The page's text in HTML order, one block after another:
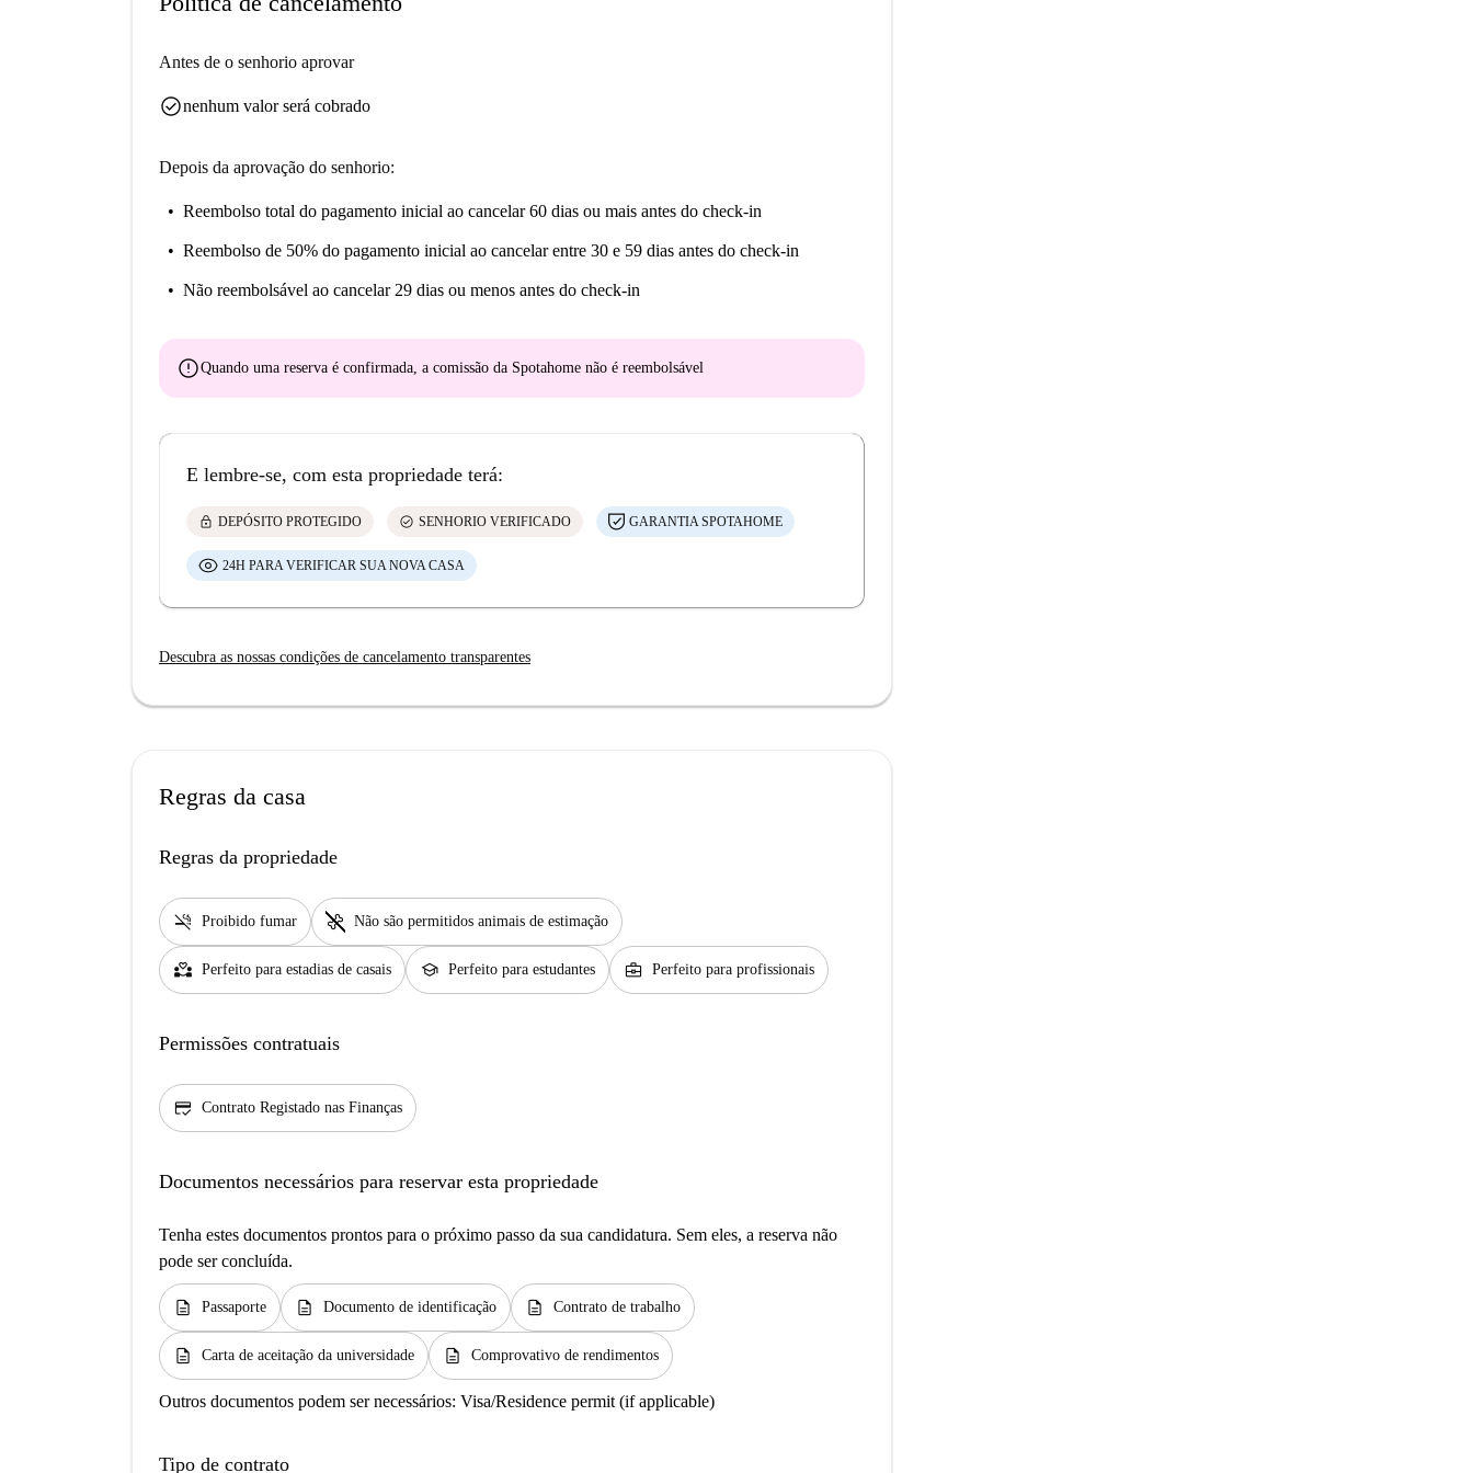
Antes de o senhorio aprovar
check_circlenenhum valor será cobrado
Depois da aprovação do senhorio:
Reembolso total do pagamento inicial ao cancelar 60 dias ou mais antes do check-in
Reembolso de 50% do pagamento inicial ao cancelar entre 30 e 59 dias antes do check-in
Não reembolsável ao cancelar 29 dias ou menos antes do check-in
errorQuando uma reserva é confirmada, a comissão da Spotahome não é reembolsável
E lembre-se, com esta propriedade terá:
lock DEPÓSITO PROTEGIDO check_circle SENHORIO VERIFICADO GARANTIA SPOTAHOME
24H PARA VERIFICAR SUA NOVA CASA
Descubra as nossas condições de cancelamento transparentes
Regras da casa
Regras da propriedade
smoke_free Proibido fumar pet_supplies Não são permitidos animais de estimação
partner_heart Perfeito para estadias de casais school Perfeito para estudantes business_center Perfeito para profissionais
Permissões contratuais
credit_score Contrato Registado nas Finanças
Documentos necessários para reservar esta propriedade
Tenha estes documentos prontos para o próximo passo da sua candidatura. Sem eles, a reserva não
pode ser concluída.
description Passaporte description Documento de identificação description Contrato de trabalho
description Carta de aceitação da universidade description Comprovativo de rendimentos
Outros documentos podem ser necessários: Visa/Residence permit (if applicable)
Tipo de contrato